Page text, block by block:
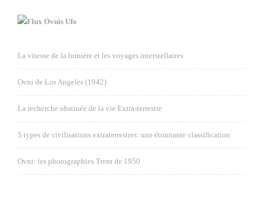
Ovnis Ufo
La vitesse de la lumière et les voyages interstellaires
Ovni de Los Angeles (1942)
La recherche obstinée de la vie Extra-terrestre
5 types de civilisations extraterrestres: une étonnante classification
Ovni: les photographies Trent de 1950